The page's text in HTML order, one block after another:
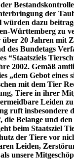
der
dazu
Württemberg zu
über 20 Jahren mit
des Bundetags
“Staatsziels
2002. Gemäß
„dem Gebot eines
mit dem Tier
Tiere in ihrer
Leiden
ruft insbesondere
die Belange und
beim Staatsziel
der Tiere vor
Leiden,
unsere